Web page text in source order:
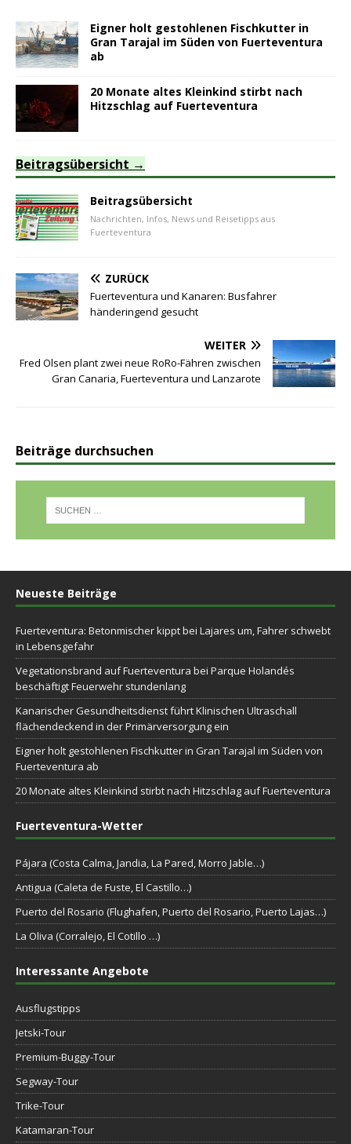
Eigner holt gestohlenen Fischkutter in
Gran Tarajal im Süden von Fuerteventura
ab
20 Monate altes Kleinkind stirbt nach
Hitzschlag auf Fuerteventura
Beitragsübersicht
Beitragsübersicht
Nachrichten, Infos, News und Reisetipps aus
Fuerteventura
ZURÜCK
Fuerteventura und Kanaren: Busfahrer
händeringend gesucht
WEITER
Fred Olsen plant zwei neue RoRo-Fähren zwischen
Gran Canaria, Fuerteventura und Lanzarote
Beiträge durchsuchen
Neueste Beiträge
Fuerteventura: Betonmischer kippt bei Lajares um, Fahrer schwebt
in Lebensgefahr
Vegetationsbrand auf Fuerteventura bei Parque Holandés
beschäftigt Feuerwehr stundenlang
Kanarischer Gesundheitsdienst führt Klinischen Ultraschall
flächendeckend in der Primärversorgung ein
Eigner holt gestohlenen Fischkutter in Gran Tarajal im Süden von
Fuerteventura ab
20 Monate altes Kleinkind stirbt nach Hitzschlag auf Fuerteventura
Fuerteventura-Wetter
Pájara (Costa Calma, Jandia, La Pared, Morro Jable…)
Antigua (Caleta de Fuste, El Castillo…)
Puerto del Rosario (Flughafen, Puerto del Rosario, Puerto Lajas…)
La Oliva (Corralejo, El Cotillo …)
Interessante Angebote
Ausflugstipps
Jetski-Tour
Premium-Buggy-Tour
Segway-Tour
Trike-Tour
Katamaran-Tour